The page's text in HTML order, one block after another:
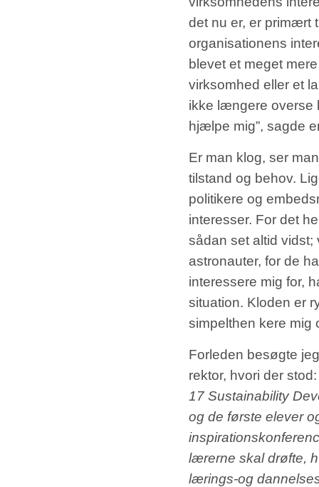
det nu er, er primært
organisationens
blevet et meget
virksomhed eller et
ikke længere overse
hjælpe mig”, sagde
Er man klog, ser
tilstand og behov.
politikere og
interesser. For det
sådan set altid
astronauter, for de
interessere mig for,
situation. Kloden er
simpelthen kere mig
Forleden besøgte
rektor, hvori der
17 Sustainability
og de første elever
lærerne skal drøfte,
lærings-og